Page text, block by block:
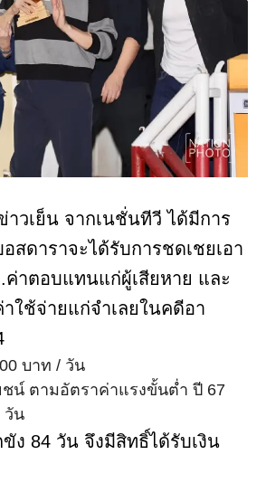
วเย็น จากเนชั่นทีวี ได้มีการ
สดาราจะได้รับการชดเชยเอา
ค่าตอบแทนแก่ผู้เสียหาย และ
ใช้จ่ายแก่จำเลยในคดีอา
บาท / วัน
น์ ตามอัตราค่าแรงขั้นต่ำ ปี 67
วัน
ง 84 วัน จึงมีสิทธิ์ได้รับเงิน